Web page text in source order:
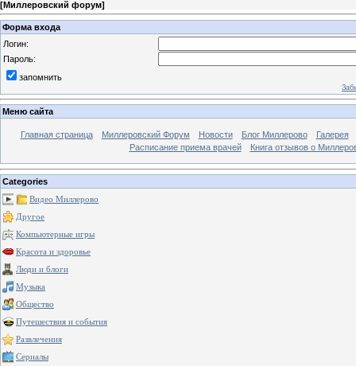
[Миллеровский форум]
Форма входа
Логин:
Пароль:
запомнить
Меню сайта
Главная страница Миллеровский Форум Новости Блог Миллерово
Галерея
Расписание приема врачей
Книга отзывов о
Categories
Видео Миллерово
Другое
Компьютерные игры
Красота и здоровье
Люди и блоги
Музыка
Общество
Путешествия и события
Развлечения
Сериалы